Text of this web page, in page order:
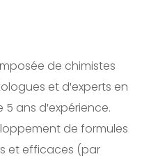
de chimistes
et d'experts en
ans d'expérience.
de formules
et efficaces (par